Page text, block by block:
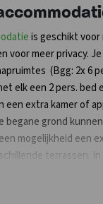
is geschikt voor
voor meer privacy.
(Bgg: 2x 6
elk een 2 pers. bed
een extra kamer of
begane grond
mogelijkheid een
terrassen.
heerlijke plek om